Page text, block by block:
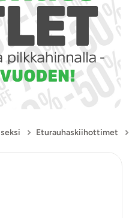
Eturauhaskiihottimet